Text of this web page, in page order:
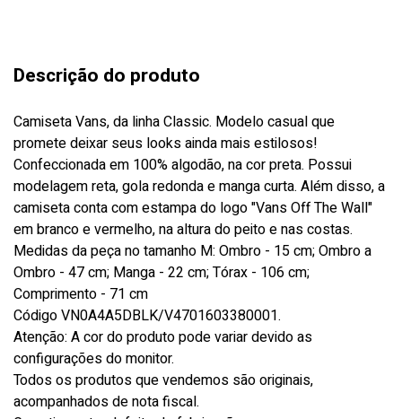
Descrição do produto
Camiseta Vans, da linha Classic. Modelo casual que
promete deixar seus looks ainda mais estilosos!
Confeccionada em 100% algodão, na cor preta. Possui
modelagem reta, gola redonda e manga curta. Além disso, a
camiseta conta com estampa do logo "Vans Off The Wall"
em branco e vermelho, na altura do peito e nas costas.
Medidas da peça no tamanho M: Ombro - 15 cm; Ombro a
Ombro - 47 cm; Manga - 22 cm; Tórax - 106 cm;
Comprimento - 71 cm
Código VN0A4A5DBLK/V4701603380001.
Atenção: A cor do produto pode variar devido as
configurações do monitor.
Todos os produtos que vendemos são originais,
acompanhados de nota fiscal.